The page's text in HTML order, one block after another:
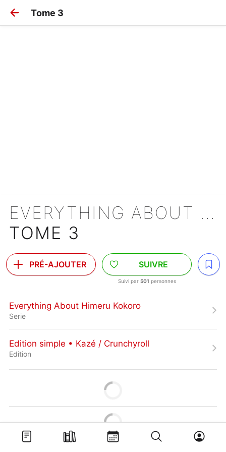
Tome 3
EVERYTHING ABOUT HIMERU KOKORO
TOME 3
PRÉ-AJOUTER SUIVRE
Suivi par 501 personnes
Everything About Himeru Kokoro
Serie
Edition simple • Kazé / Crunchyroll
Edition